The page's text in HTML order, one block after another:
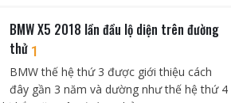
BMW X5 2018 lần đầu lộ diện trên đường
thử 1
BMW thế hệ thứ 3 được giới thiệu cách
đây gần 3 năm và dường như thế hệ thứ 4